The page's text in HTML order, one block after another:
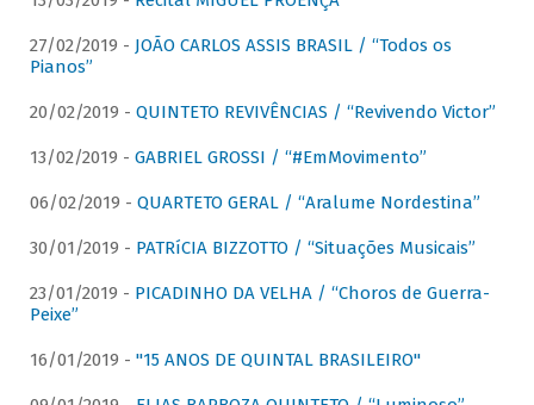
27/02/2019 - JOÃO CARLOS ASSIS BRASIL / “Todos os
Pianos”
20/02/2019 - QUINTETO REVIVÊNCIAS / “Revivendo Victor”
13/02/2019 - GABRIEL GROSSI / “#EmMovimento”
06/02/2019 - QUARTETO GERAL / “Aralume Nordestina”
30/01/2019 - PATRíCIA BIZZOTTO / “Situações Musicais”
23/01/2019 - PICADINHO DA VELHA / “Choros de Guerra-
Peixe”
16/01/2019 - "15 ANOS DE QUINTAL BRASILEIRO"